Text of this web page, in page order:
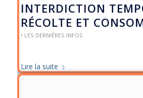
INTERDICTION
RÉCOLTE ET
• LES DERNIÈRES INFOS
Lire la suite